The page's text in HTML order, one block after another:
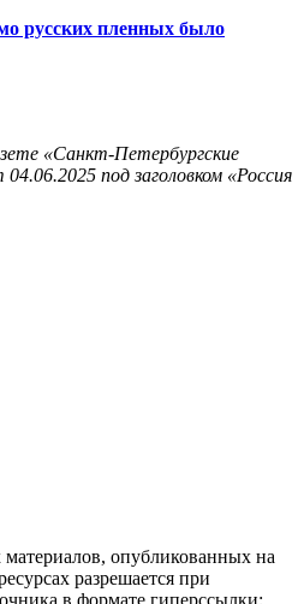
русских пленных было
«Санкт-Петербургские
под заголовком «Россия
опубликованных на
разрешается при